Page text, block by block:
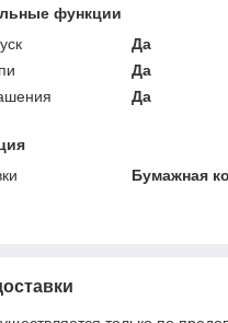
функции
Да
Да
Да
Бумажная